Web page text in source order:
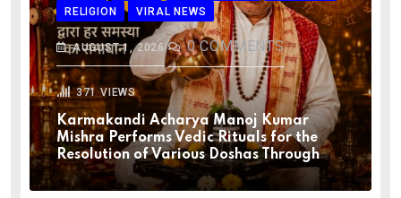
RELIGION
VIRAL NEWS
AUGUST 1, 2026 0COMMENTS
371 VIEWS
Karmakandi Acharya Manoj Kumar
Mishra Performs Vedic Rituals for the
Resolution of Various Doshas Through